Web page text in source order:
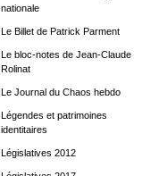
nationale
Le Billet de Patrick Parment
Le bloc-notes de Jean-Claude
Rolinat
Le Journal du Chaos hebdo
Légendes et patrimoines
identitaires
Législatives 2012